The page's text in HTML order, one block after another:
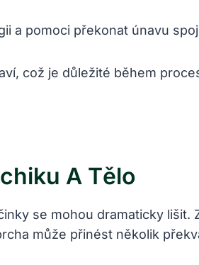
a pomoci překonat únavu
což je důležité během
A Tělo
se mohou dramaticky lišit.
může přinést několik